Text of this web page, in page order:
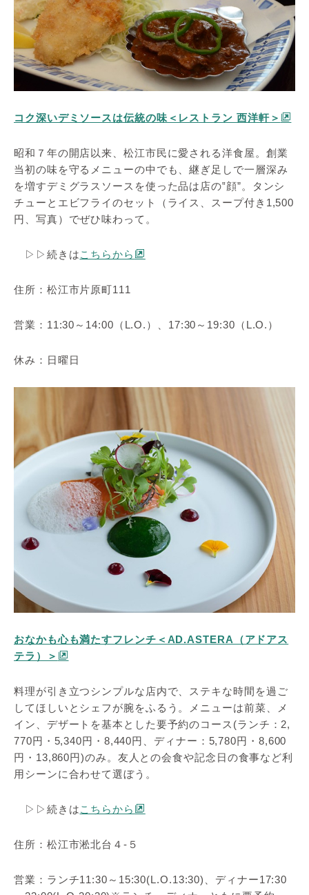
コク深いデミソースは伝統の味＜レストラン 西洋軒＞
昭和７年の開店以来、松江市民に愛される洋食屋。創業
当初の味を守るメニューの中でも、継ぎ足しで一層深み
を増すデミグラスソースを使った品は店の‟顔”。タンシ
チューとエビフライのセット（ライス、スープ付き1,500
円、写真）でぜひ味わって。
▷▷続きはこちらから
住所：松江市片原町111
営業：11:30～14:00（L.O.）、17:30～19:30（L.O.）
休み：日曜日
おなかも心も満たすフレンチ＜AD.ASTERA（アドアス
テラ）＞
料理が引き立つシンプルな店内で、ステキな時間を過ご
してほしいとシェフが腕をふるう。メニューは前菜、メ
イン、デザートを基本とした要予約のコース(ランチ：2,
770円・5,340円・8,440円、ディナー：5,780円・8,600
円・13,860円)のみ。友人との会食や記念日の食事など利
用シーンに合わせて選ぼう。
▷▷続きはこちらから
住所：松江市淞北台４-５
営業：ランチ11:30～15:30(L.O.13:30)、ディナー17:30